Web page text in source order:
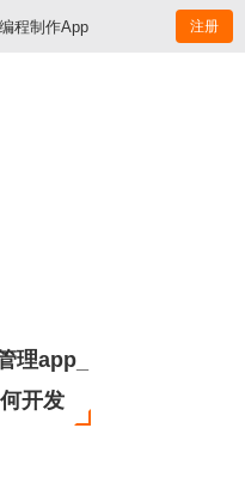
程制作App 注册
理app_
开发